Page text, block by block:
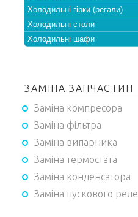
Холодильні гірки (регали)
Холодильні столи
Холодильні шафи
ЗАМІНА ЗАПЧАСТИН
Заміна компресора
Заміна фільтра
Заміна випарника
Заміна термостата
Заміна конденсатора
Заміна пускового реле